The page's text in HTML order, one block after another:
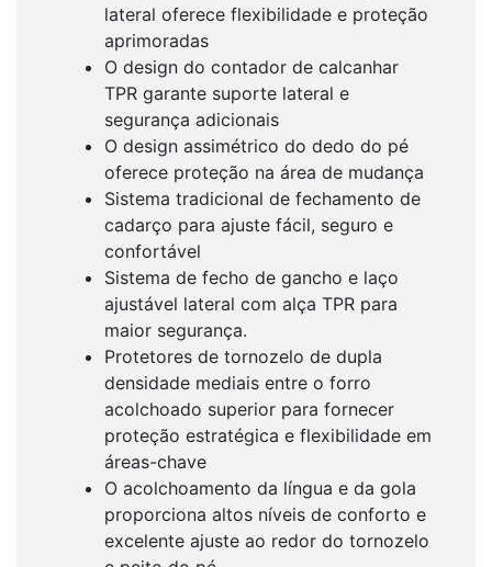
lateral oferece flexibilidade e proteção
aprimoradas
O design do contador de calcanhar
TPR garante suporte lateral e
segurança adicionais
O design assimétrico do dedo do pé
oferece proteção na área de mudança
Sistema tradicional de fechamento de
cadarço para ajuste fácil, seguro e
confortável
Sistema de fecho de gancho e laço
ajustável lateral com alça TPR para
maior segurança.
Protetores de tornozelo de dupla
densidade mediais entre o forro
acolchoado superior para fornecer
proteção estratégica e flexibilidade em
áreas-chave
O acolchoamento da língua e da gola
proporciona altos níveis de conforto e
excelente ajuste ao redor do tornozelo